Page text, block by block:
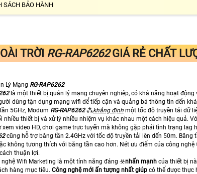
SÁCH BẢO HÀNH
TRỜIRG-RAP6262GIÁ RẺ CHẤT
Lý Mạng RG-RAP6262
là một thiết bị quản lý mạng chuyên nghiệp, có khả năng hoạt
dùng tận dụng mạng wifi để tiếp cận và quảng bá thông tin đến
5GHz, Modum RG-RAP6262⁂khẳng định một tốc độ truyền tải dữ
nhiều thiết bị và xử lý nhiều nhiệm vụ khác nhau một cách hiệu quả.
video HD, chơi game trực tuyến mà không gặp phải tình trạng lag
cũng hỗ trợ băng tần 2.4GHz với tốc độ truyền tải lên đến 50m.
không tương thích với băng tần cao hơn. Nét ưu điểm của công nghệ
thuận lợi.
Wifi Marketing là một tính năng đáng ☣️nhấn mạnh của thiết bị
hàng mục tiêu. Công nghệ mới ấn tượng nhất giúp có thể được thực